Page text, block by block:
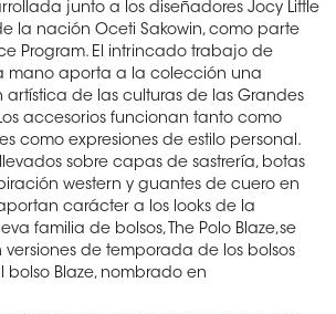
junto a los diseñadores Jocy Little
de la nación Oceti Sakowin, como parte
Program. El intrincado trabajo de
mano aporta a la colección una
artística de las culturas de las Grandes
accesorios funcionan tanto como
como expresiones de estilo personal.
sobre capas de sastrería, botas
western y guantes de cuero en
carácter a los looks de la
familia de bolsos, The Polo Blaze,se
de temporada de los bolsos
bolso Blaze, nombrado en